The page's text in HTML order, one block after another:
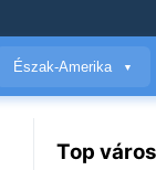
Észak-Amerika ▼
Top